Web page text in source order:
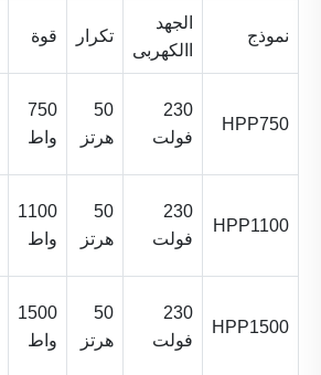
نموذج
الجهد
االكهربى
تكرار قوة
HPP750
230
فولت
50
هرتز
750
واط
HPP1100
230
فولت
50
هرتز
1100
واط
HPP1500
230
فولت
50
هرتز
1500
واط